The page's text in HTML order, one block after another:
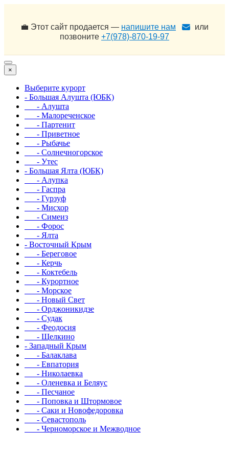
💼 Этот сайт продается — напишите нам
или
позвоните +7(978)-870-19-97
×
Выберите курорт
- Большая Алушта (ЮБК)
- Алушта
- Малореченское
- Партенит
- Приветное
- Рыбачье
- Солнечногорское
- Утес
- Большая Ялта (ЮБК)
- Алупка
- Гаспра
- Гурзуф
- Мисхор
- Симеиз
- Форос
- Ялта
- Восточный Крым
- Береговое
- Керчь
- Коктебель
- Курортное
- Морское
- Новый Свет
- Орджоникидзе
- Судак
- Феодосия
- Щелкино
- Западный Крым
- Балаклава
- Евпатория
- Николаевка
- Оленевка и Беляус
- Песчаное
- Поповка и Штормовое
- Саки и Новофедоровка
- Севастополь
- Черноморское и Межводное